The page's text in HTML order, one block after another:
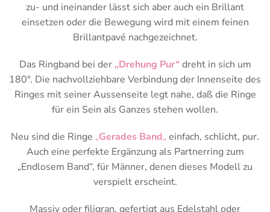
zu- und ineinander lässt sich aber auch ein Brillant
einsetzen oder die Bewegung wird mit einem feinen
Brillantpavé nachgezeichnet.
Das Ringband bei der „Drehung Pur“ dreht in sich um
180°. Die nachvollziehbare Verbindung der Innenseite des
Ringes mit seiner Aussenseite legt nahe, daß die Ringe
für ein Sein als Ganzes stehen wollen.
Neu sind die Ringe „Gerades Band„einfach, schlicht, pur.
Auch eine perfekte Ergänzung als Partnerring zum
„Endlosem Band“, für Männer, denen dieses Modell zu
verspielt erscheint.
Massiv oder filigran, gefertigt aus Edelstahl oder